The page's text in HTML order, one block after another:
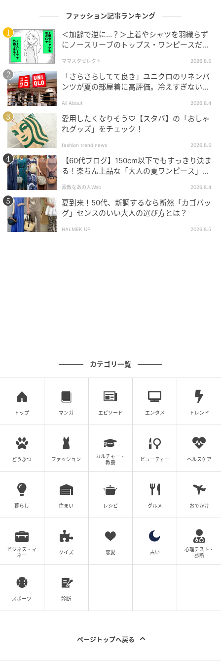
ファッション記事ランキング
＜加齢で逆に…？＞上着やシャツを羽織らず
にノースリーブのトップス・ワンピースだけ
ママスタセレクト 2026.8.5
「さらさらしてて良き」ユニクロのリネンパ
ンツが夏の部屋着に高評価。冷えすぎない肌
All About 2026.8.4
愛用したくなりそう♡【スタバ】の「おしゃ
れグッズ」をチェック！
fashion trend news 2026.8.5
【60代ブログ】150cm以下でもすっきり決ま
る！楽ちん上品な「大人の夏ワンピース」コ
素敵なあの人Web 2026.8.4
夏到来！50代、新調するなら断然「カゴバッ
グ」センスのいい大人の選び方とは？
HALMEK UP 2026.8.5
カテゴリ一覧
トップ マンガ エピソード エンタメ トレンド
どうぶつ ファッション
カルチャー・
教養
ビューティー ヘルスケア
暮らし 住まい レシピ グルメ おでかけ
ビジネス・マ
ネー
クイズ 恋愛 占い
心理テスト・
診断
スポーツ 診断
ページトップへ戻る